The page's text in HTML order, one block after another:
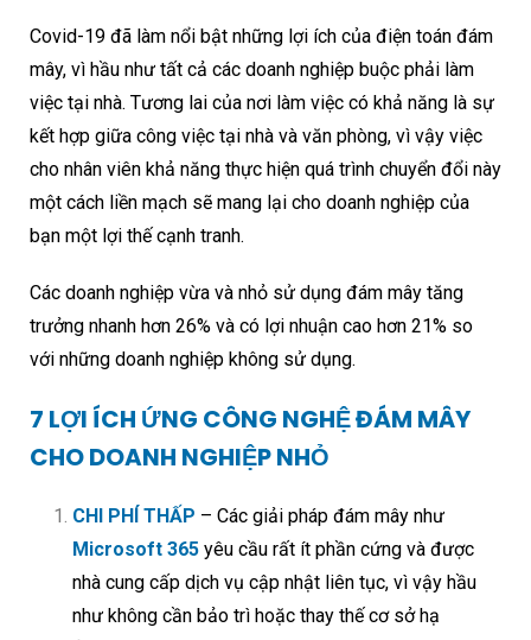
Covid-19 đã làm nổi bật những lợi ích của điện toán đám
mây, vì hầu như tất cả các doanh nghiệp buộc phải làm
việc tại nhà. Tương lai của nơi làm việc có khả năng là sự
kết hợp giữa công việc tại nhà và văn phòng, vì vậy việc
cho nhân viên khả năng thực hiện quá trình chuyển đổi này
một cách liền mạch sẽ mang lại cho doanh nghiệp của
bạn một lợi thế cạnh tranh.
Các doanh nghiệp vừa và nhỏ sử dụng đám mây tăng
trưởng nhanh hơn 26% và có lợi nhuận cao hơn 21% so
với những doanh nghiệp không sử dụng.
7 LỢI ÍCH ỨNG CÔNG NGHỆ ĐÁM MÂY
CHO DOANH NGHIỆP NHỎ
CHI PHÍ THẤP – Các giải pháp đám mây như
Microsoft 365 yêu cầu rất ít phần cứng và được
nhà cung cấp dịch vụ cập nhật liên tục, vì vậy hầu
như không cần bảo trì hoặc thay thế cơ sở hạ